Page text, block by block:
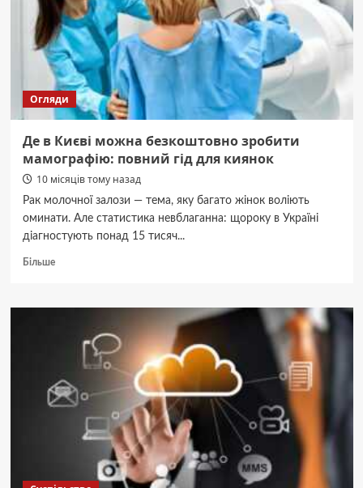
станцій
у
2025
році
Огляди
Де в Києві можна безкоштовно зробити
мамографію: повний гід для киянок
10 місяців тому назад
Рак молочної залози — тема, яку багато жінок воліють
оминати. Але статистика невблаганна: щороку в Україні
діагностують понад 15 тисяч...
БільшеДокладніше
в
можна
безкоштовно
зробити
мамографію:
повний